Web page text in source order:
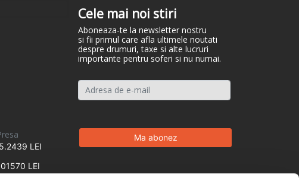
LEI
LEI
Cele mai noi stiri
Aboneaza-te la newsletter nostru
si fii primul care afla ultimele noutati
despre drumuri, taxe si alte lucruri
importante pentru soferi si nu numai.